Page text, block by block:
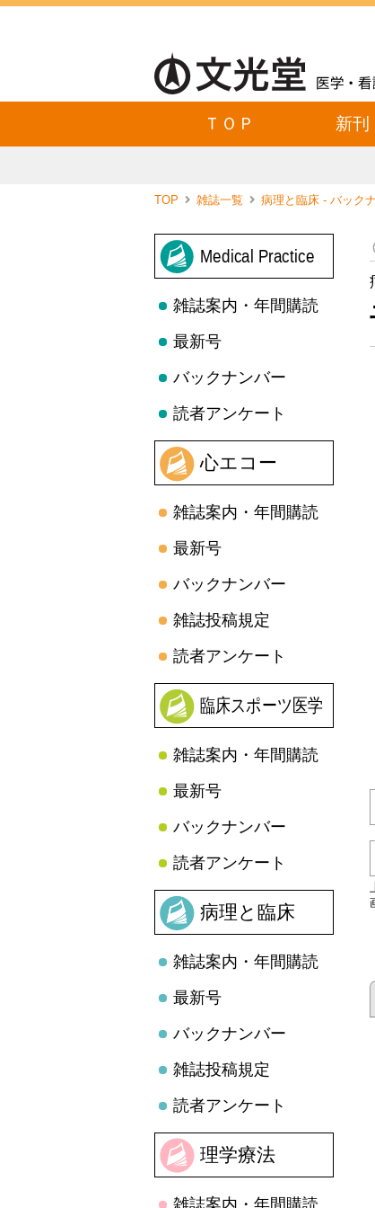
ＴＯＰ 新刊
TOP 雑誌一覧 病理と臨床 - バック
Medical Practice
雑誌案内・年間購読
最新号
バックナンバー
読者アンケート
心エコー
雑誌案内・年間購読
最新号
バックナンバー
雑誌投稿規定
読者アンケート
臨床スポーツ医学
雑誌案内・年間購読
最新号
バックナンバー
読者アンケート
病理と臨床
雑誌案内・年間購読
最新号
バックナンバー
雑誌投稿規定
読者アンケート
理学療法
雑誌案内・年間購読